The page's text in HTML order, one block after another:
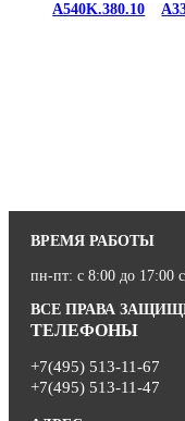
A540K.380.10
ВРЕМЯ РАБОТЫ
пн-пт: с 8:00 до 17:00
ВСЕ ПРАВА
ТЕЛЕФОНЫ
+7(495) 513-11-67
+7(495) 513-11-47